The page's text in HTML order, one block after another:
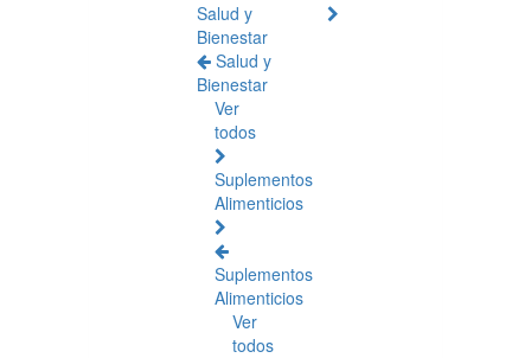
Salud y
Bienestar
Salud y
Bienestar
Ver
todos
Suplementos
Alimenticios
Suplementos
Alimenticios
Ver
todos